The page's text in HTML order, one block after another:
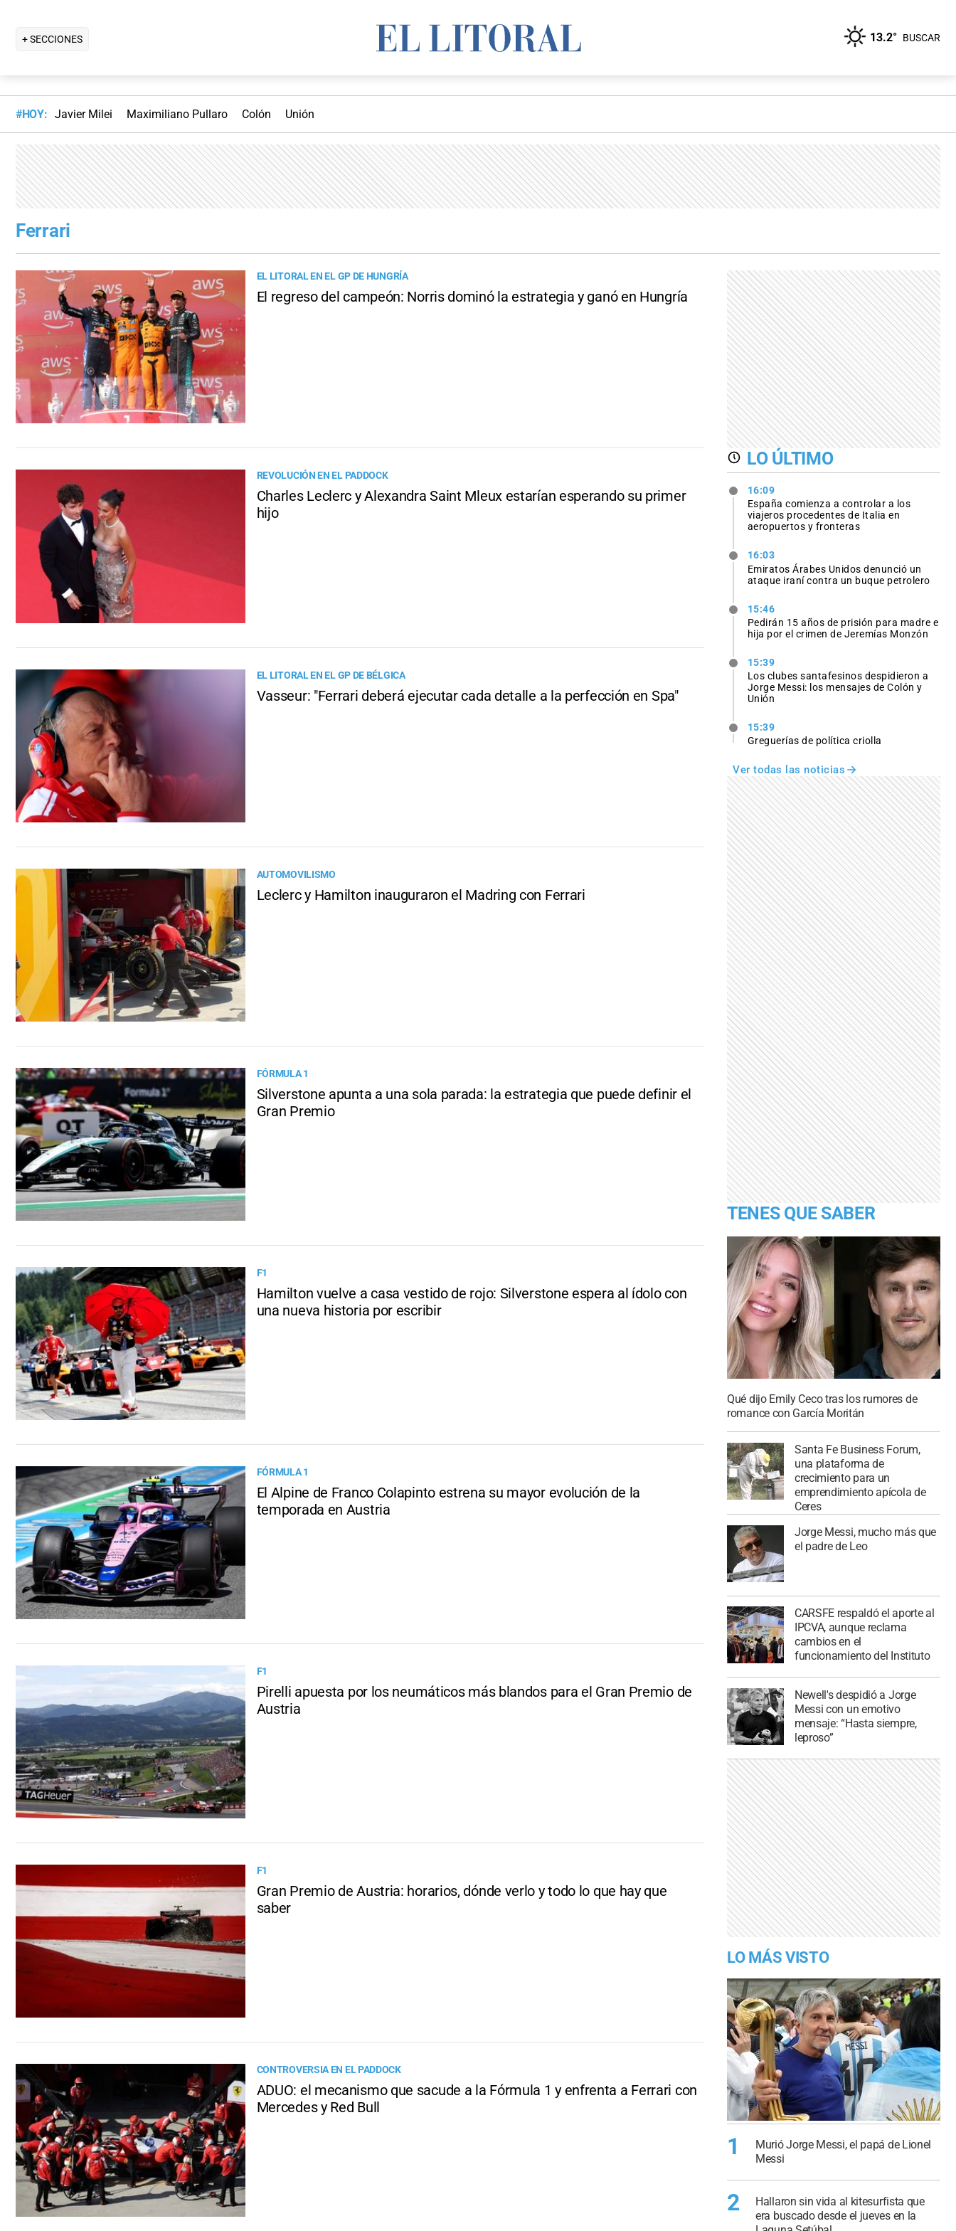
+ SECCIONES 13.2° BUSCAR
#HOY: Javier Milei Maximiliano Pullaro Colón Unión
Ferrari
EL LITORAL EN EL GP DE HUNGRÍA
El regreso del campeón: Norris dominó la estrategia y ganó en Hungría
REVOLUCIÓN EN EL PADDOCK
Charles Leclerc y Alexandra Saint Mleux estarían esperando su primer
hijo
EL LITORAL EN EL GP DE BÉLGICA
Vasseur: "Ferrari deberá ejecutar cada detalle a la perfección en Spa"
AUTOMOVILISMO
Leclerc y Hamilton inauguraron el Madring con Ferrari
FÓRMULA 1
Silverstone apunta a una sola parada: la estrategia que puede definir el
Gran Premio
F1
Hamilton vuelve a casa vestido de rojo: Silverstone espera al ídolo con
una nueva historia por escribir
FÓRMULA 1
El Alpine de Franco Colapinto estrena su mayor evolución de la
temporada en Austria
F1
Pirelli apuesta por los neumáticos más blandos para el Gran Premio de
Austria
F1
Gran Premio de Austria: horarios, dónde verlo y todo lo que hay que
saber
CONTROVERSIA EN EL PADDOCK
ADUO: el mecanismo que sacude a la Fórmula 1 y enfrenta a Ferrari con
Mercedes y Red Bull
LO ÚLTIMO
16:09
España comienza a controlar a los
viajeros procedentes de Italia en
aeropuertos y fronteras
16:03
Emiratos Árabes Unidos denunció un
ataque iraní contra un buque petrolero
15:46
Pedirán 15 años de prisión para madre e
hija por el crimen de Jeremías Monzón
15:39
Los clubes santafesinos despidieron a
Jorge Messi: los mensajes de Colón y
Unión
15:39
Greguerías de política criolla
Ver todas las noticias
TENES QUE SABER
Qué dijo Emily Ceco tras los rumores de
romance con García Moritán
Santa Fe Business Forum,
una plataforma de
crecimiento para un
emprendimiento apícola de
Ceres
Jorge Messi, mucho más que
el padre de Leo
CARSFE respaldó el aporte al
IPCVA, aunque reclama
cambios en el
funcionamiento del Instituto
Newell's despidió a Jorge
Messi con un emotivo
mensaje: “Hasta siempre,
leproso”
LO MÁS VISTO
1
Murió Jorge Messi, el papá de Lionel
Messi
2
Hallaron sin vida al kitesurfista que
era buscado desde el jueves en la